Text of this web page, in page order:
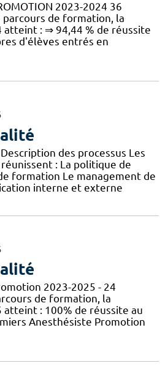
2023-2024 36
de formation, la
atteint : ⇒ 94,44 % de réussite
d'élèves entrés en
Description des processus Les
: La politique de
formation Le management de
interne et externe
2023-2025 - 24
de formation, la
: 100% de réussite au
Anesthésiste Promotion